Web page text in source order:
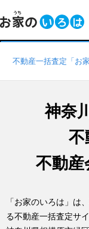
不動産一括査定「お
神奈
不
不動産
「お家のいろは」は
る不動産一括査定サイ